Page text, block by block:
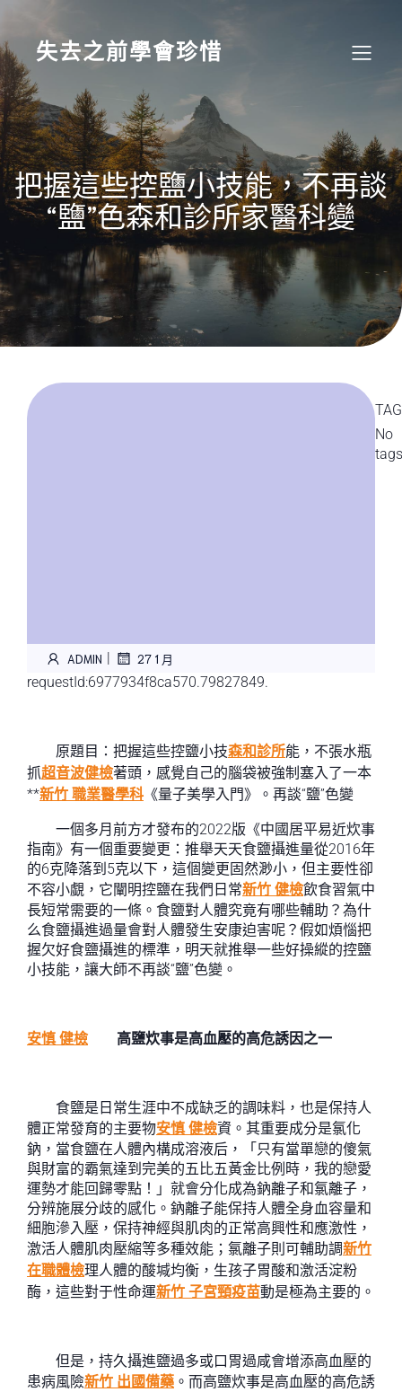
content
失去之前學會珍惜
把握這些控鹽小技能，不再談
“鹽”色森和診所家醫科變
ADMIN | 27 1 月
requestId:6977934f8ca570.79827849.
原題目：把握這些控鹽小技森和診所能，不張水瓶
抓超音波健檢著頭，感覺自己的腦袋被強制塞入了一本
**新竹 職業醫學科 《量子美學入門》。再談“鹽”色變
一個多月前方才發布的2022版《中國居平易近炊事
指南》有一個重要變更：推舉天天食鹽攝進量從2016年
的6克降落到5克以下，這個變更固然渺小，但主要性卻
不容小覷，它闡明控鹽在我們日常新竹 健檢飲食習氣中
長短常需要的一條。食鹽對人體究竟有哪些輔助？為什
么食鹽攝進過量會對人體發生安康迫害呢？假如煩惱把
握欠好食鹽攝進的標準，明天就推舉一些好操縱的控鹽
小技能，讓大師不再談“鹽”色變。
安慎 健檢 高鹽炊事是高血壓的高危誘因之一
食鹽是日常生涯中不成缺乏的調味料，也是保持人
體正常發育的主要物安慎 健檢資。其重要成分是氯化
鈉，當食鹽在人體內構成溶液后，「只有當單戀的傻氣
與財富的霸氣達到完美的五比五黃金比例時，我的戀愛
運勢才能回歸零點！」就會分化成為鈉離子和氯離子，
分辨施展分歧的感化。鈉離子能保持人體全身血容量和
細胞滲入壓，保持神經與肌肉的正常高興性和應激性，
激活人體肌肉壓縮等多種效能；氯離子則可輔助調新竹
在職體檢理人體的酸堿均衡，生孩子胃酸和激活淀粉
酶，這些對于性命運新竹 子宮頸疫苗動是極為主要的。
但是，持久攝進鹽過多或口胃過咸會增添高血壓的
患病風險新竹 出國備藥 。而高鹽炊事是高血壓的高危誘
No
tags